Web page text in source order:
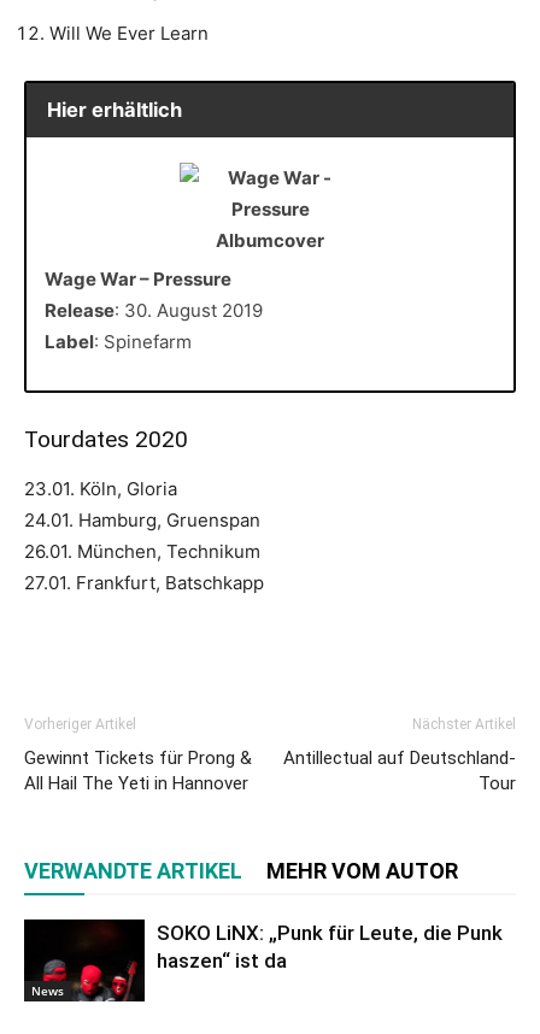
Will We Ever Learn
Hier erhältlich
Wage War – Pressure
Release: 30. August 2019
Label: Spinefarm
Tourdates 2020
23.01. Köln, Gloria
24.01. Hamburg, Gruenspan
26.01. München, Technikum
27.01. Frankfurt, Batschkapp
Vorheriger Artikel
Gewinnt Tickets für Prong &
All Hail The Yeti in Hannover
Nächster Artikel
Antillectual auf Deutschland-
Tour
VERWANDTE ARTIKEL MEHR VOM AUTOR
News
SOKO LiNX: „Punk für Leute, die Punk
haszen“ ist da